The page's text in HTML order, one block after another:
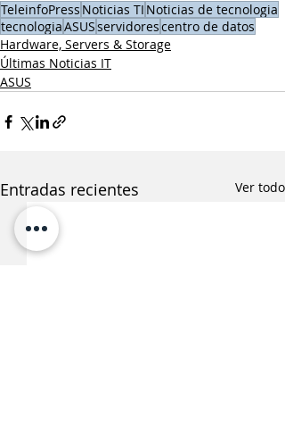
TeleinfoPress Noticias TI Noticias de tecnologia
tecnologiaASUSservidorescentro de datos
Hardware, Servers & Storage
Últimas Noticias IT
ASUS
Entradas recientes Ver todo